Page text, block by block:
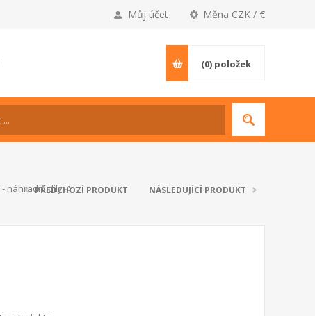
Měna CZK / €
Můj účet
(0) položek
náhradní dílyPŘEDCHOZÍ PRODUKT NÁSLEDUJÍCÍ PRODUKT